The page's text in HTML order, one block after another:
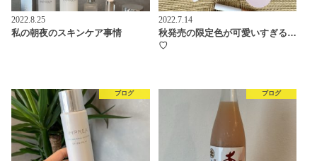
2022.8.25
私の朝夜のスキンケア事情
2022.7.14
秋発売の限定色が可愛いすぎる…
♡
ブログ ブログ